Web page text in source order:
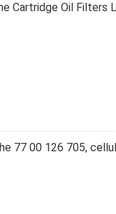
Cartridge Oil Filters
77 00 126 705,